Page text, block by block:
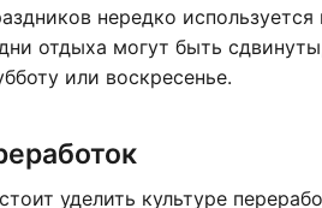
нередко
отдыха могут быть
или воскресенье.
уделить культуре